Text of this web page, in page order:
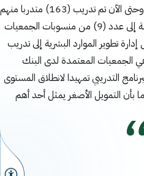
الجدير بالذكر أنه منذ انطلاق البرنامج وحتى الآن تم تدريب (163) متدربا منهم
(99) موظفاً، و(55) موظفة، بالإضافة إلى عدد (9) من منسوبات الجمعيات
تطوير الموارد البشرية إلى تدريب
الجمعيات المعتمدة لدى البنك
التدريبي تمهيدا لانطلاق المستوى
بأن التمويل الأصغر يمثل أحد أهم